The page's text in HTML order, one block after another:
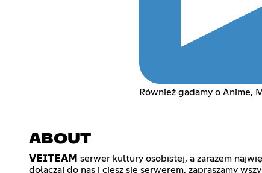
Również gadamy o Anime,
ABOUT
𝗩𝗘𝗜𝗧𝗘𝗔𝗠 serwer kultury osobistej, a zarazem
dołączaj do nas i ciesz się serwerem, zapraszamy